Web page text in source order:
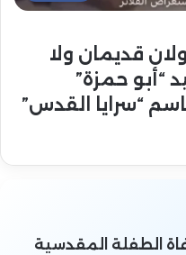
قديمان ولا
“أبو حمزة”
“سرايا القدس”
الطفلة المقدسية